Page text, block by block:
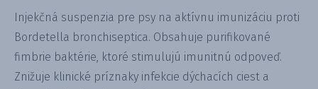
Injekčná suspenzia pre psy na aktívnu imunizáciu proti
Bordetella bronchiseptica. Obsahuje purifikované
fimbrie baktérie, ktoré stimulujú imunitnú odpoveď.
Znižuje klinické príznaky infekcie dýchacích ciest a